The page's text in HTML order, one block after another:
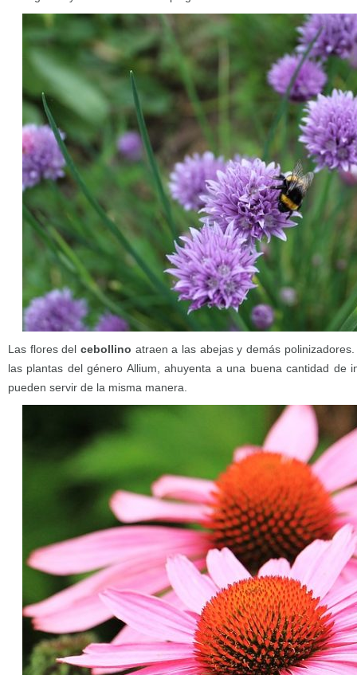
Las flores delcebollino atraen a las abejas y demás
las plantas del género Allium, ahuyenta a una buena cantidad de
pueden servir de la misma manera.